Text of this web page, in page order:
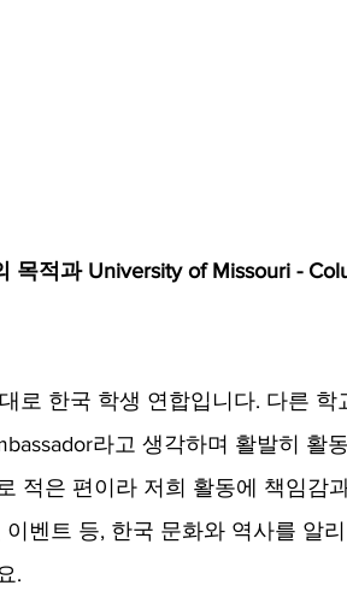
목적과 University of Missouri -
로 한국 학생 연합입니다. 다른
라고 생각하며 활발히 활
적은 편이라 저희 활동에 책임감
이벤트 등, 한국 문화와 역사를 알
.